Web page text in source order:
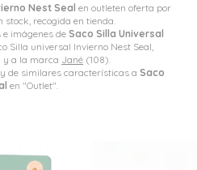
Nest Seal en outleten oferta por
stock, recogida en tienda.
imágenes de Saco Silla Universal
Silla universal Invierno Nest Seal,
y a la marca Jané (108).
de similares características a Saco
en "Outlet".